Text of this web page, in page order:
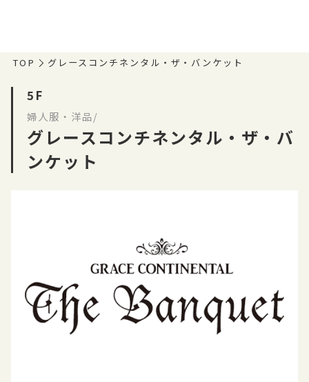
TOP グレースコンチネンタル・ザ・バンケット
5F
婦人服・洋品/
グレースコンチネンタル・ザ・バ
ンケット